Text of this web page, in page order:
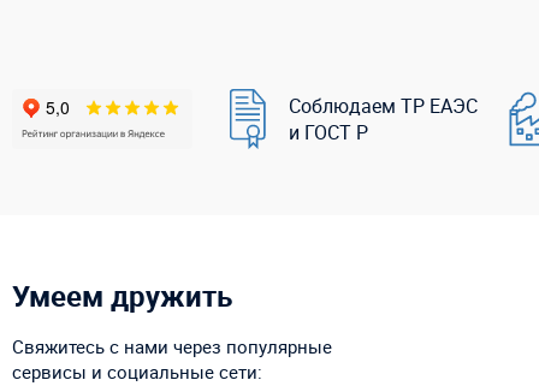
Соблюдаем ТР ЕАЭС
и ГОСТ Р
Умеем дружить
Свяжитесь с нами через популярные
сервисы и социальные сети: